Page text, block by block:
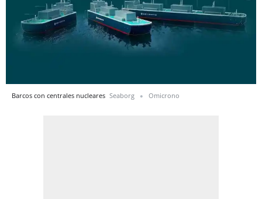
Barcos con centrales nucleares Seaborg Omicrono